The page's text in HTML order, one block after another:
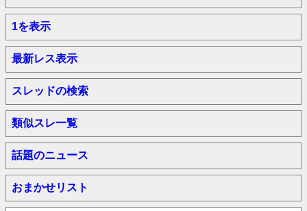
1を表示
最新レス表示
スレッドの検索
類似スレ一覧
話題のニュース
おまかせリスト